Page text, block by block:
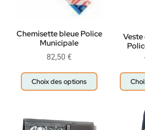
Chemisette bleue Police
Municipale
82,50 €
Choix des options
Veste